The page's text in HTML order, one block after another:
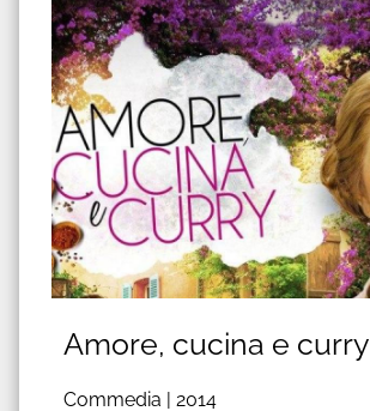
Amore, cucina e curry
Commedia | 2014